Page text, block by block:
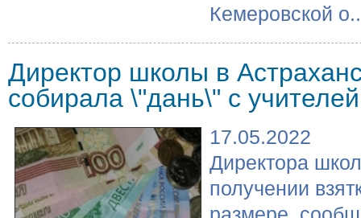
Кемеровской
Директор школы в
собирала \"дань\" с учителей
17.05.2022
Директора
получении